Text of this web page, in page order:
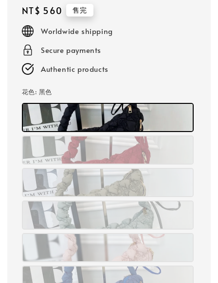
Regular
price
NT$ 560 售完
Worldwide shipping
Secure payments
Authentic products
花色: 黑色